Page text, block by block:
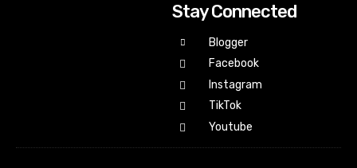
Stay Connected
Blogger
Facebook
Instagram
TikTok
Youtube